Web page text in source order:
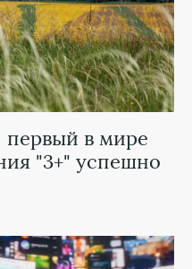
в мире
"3+" успешно